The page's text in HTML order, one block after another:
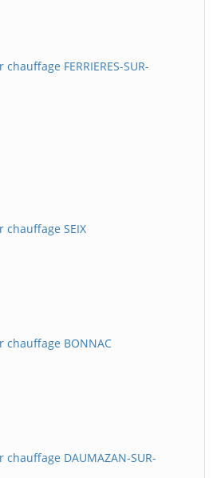
FERRIERES-SUR-
SEIX
chauffage BONNAC
DAUMAZAN-SUR-